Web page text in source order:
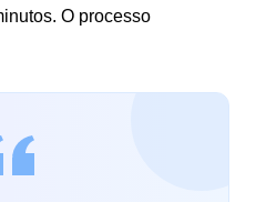
O processo